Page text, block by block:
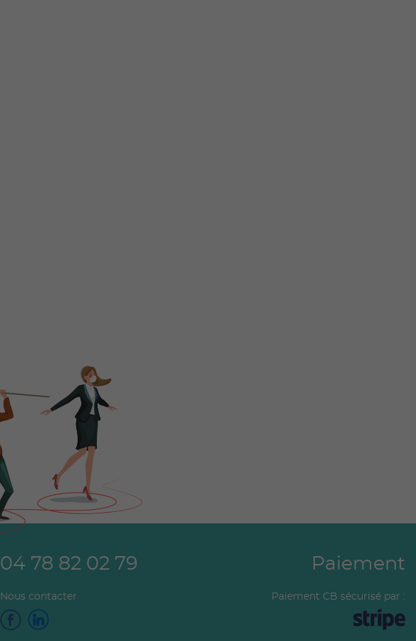
04 78 82 02 79
Nous contacter
Paiement
Paiement CB sécurisé par :